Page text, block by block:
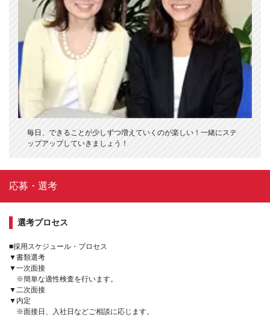
毎日、できることが少しずつ増えていくのが楽しい！一緒にステ
ップアップしていきましょう！
応募・選考
選考プロセス
■採用スケジュール・プロセス
▼書類選考
▼一次面接
※簡単な適性検査を行います。
▼二次面接
▼内定
※面接日、入社日などご相談に応じます。